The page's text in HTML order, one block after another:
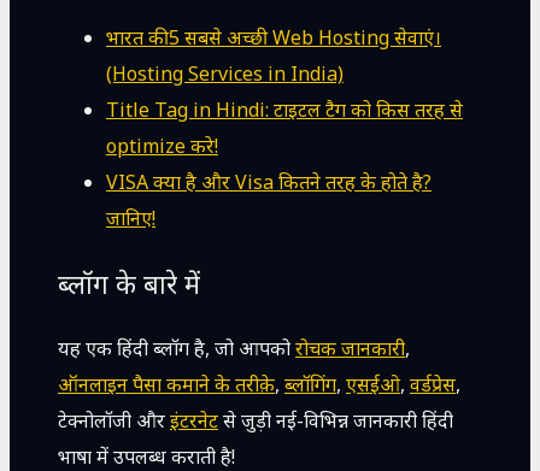
भारत की 5 सबसे अच्छी Web Hosting सेवाएं।
(Hosting Services in India)
Title Tag in Hindi: टाइटल टैग को किस तरह से
optimize करे!
VISA क्या है और Visa कितने तरह के होते है?
जानिए!
ब्लॉग के बारे में
यह एक हिंदी ब्लॉग है, जो आपकोरोचक जानकारी,
ऑनलाइन पैसा कमाने के तरीक़े, ब्लॉगिंग, एसईओ, वर्डप्रेस,
टेक्नोलॉजी औरइंटरनेटसे जुड़ी नई-विभिन्न जानकारी हिंदी
भाषा में उपलब्ध कराती है!